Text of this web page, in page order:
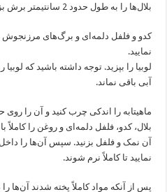
بلال‌ها را به طول حدود 2 سانتیمتر برش بزنید.
کدو و فلفل دلمه‌ای و برگ‌های مرزنجوش
نمایید.
لوبیا را بپزید. توجه داشته باشید که
آبی باقی نماند.
ماهیتابه را اندکی چرب کنید و آن را روی
بلال، کدو، فلفل دلمه‌ای و روغن را کاملاً
آن نمک و فلفل بزنید. سپس آن‌ها را داخل
نمایید تا کاملاً نرم شوند.
پس از آنکه مواد کاملاً پخته شدند آن‌ها